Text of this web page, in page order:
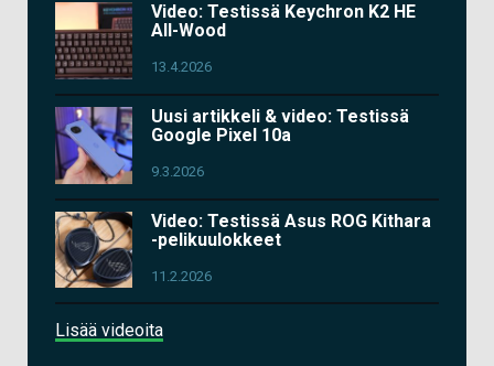
Video: Testissä Keychron K2 HE
All-Wood
13.4.2026
Uusi artikkeli & video: Testissä
Google Pixel 10a
9.3.2026
Video: Testissä Asus ROG Kithara
-pelikuulokkeet
11.2.2026
Lisää videoita